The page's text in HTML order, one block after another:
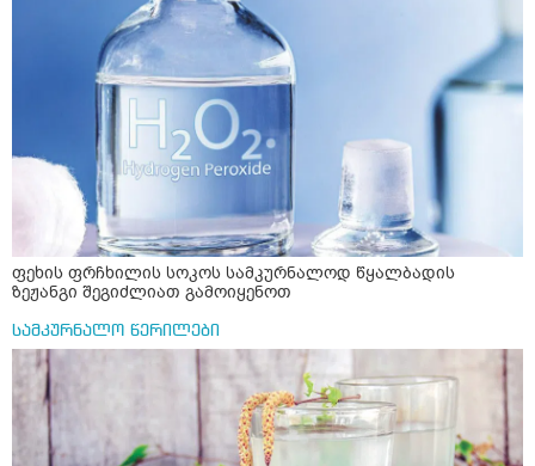
ფეხის ფრჩხილის სოკოს სამკურნალოდ წყალბადის
ზეჟანგი შეგიძლიათ გამოიყენოთ
სამკურნალო წერილები